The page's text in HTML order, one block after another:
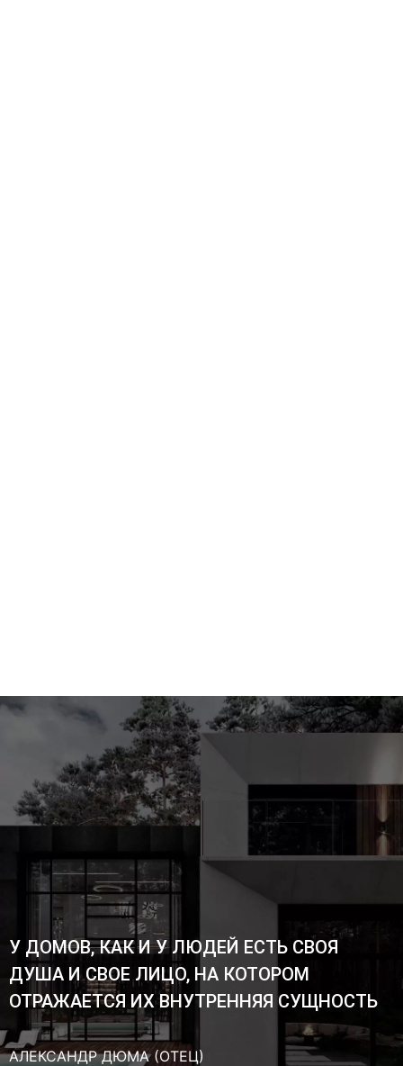
У ДОМОВ, КАК И У ЛЮДЕЙ ЕСТЬ СВОЯ
ДУША И СВОЕ ЛИЦО, НА КОТОРОМ
ОТРАЖАЕТСЯ ИХ ВНУТРЕННЯЯ СУЩНОСТЬ
АЛЕКСАНДР ДЮМА (ОТЕЦ)